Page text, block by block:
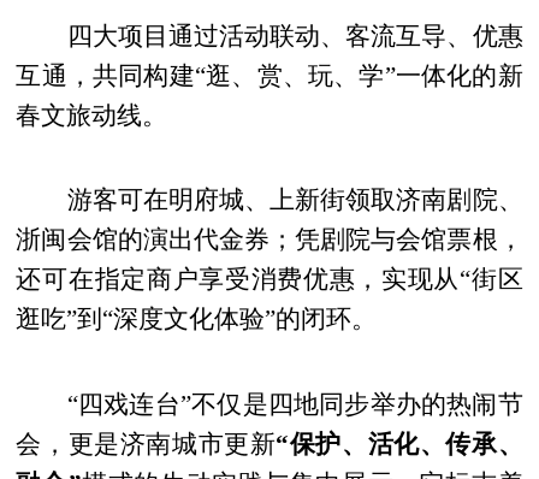
四大项目通过活动联动、客流互导、优惠
互通，共同构建“逛、赏、玩、学”一体化的新
春文旅动线。
游客可在明府城、上新街领取济南剧院、
浙闽会馆的演出代金券；凭剧院与会馆票根，
还可在指定商户享受消费优惠，实现从“街区
逛吃”到“深度文化体验”的闭环。
“四戏连台”不仅是四地同步举办的热闹节
会，更是济南城市更新“保护、活化、传承、